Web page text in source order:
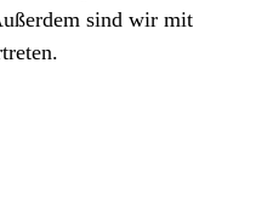
sind wir mit